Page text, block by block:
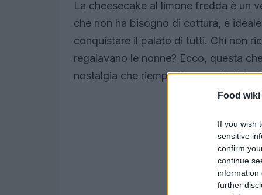
Food wiki
If you wish
sensitive
confirm
continue
information
further
La cheesecake al limone fredda è un
che non ha bisogno di cottura, è
conquistare il palato di tutti. Chi non
regalavano le nonne? Ecco, questa
nostalgia che riempie il cuore di gioia.